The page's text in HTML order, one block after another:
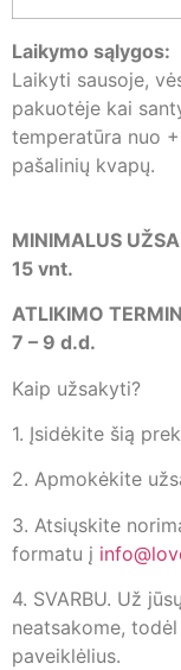
Laikymo sąlygos:
Laikyti sausoje,
pakuotėje kai
temperatūra nuo
pašalinių kvapų.
MINIMALUS
15 vnt.
ATLIKIMO
7 – 9 d.d.
Kaip užsakyti?
1. Įsidėkite šią
2. Apmokėkite
3. Atsiųskite
formatu į
4. SVARBU. Už
neatsakome,
paveiklėlius.